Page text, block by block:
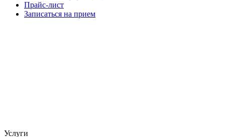
Прайс-лист
Записаться на прием
Услуги